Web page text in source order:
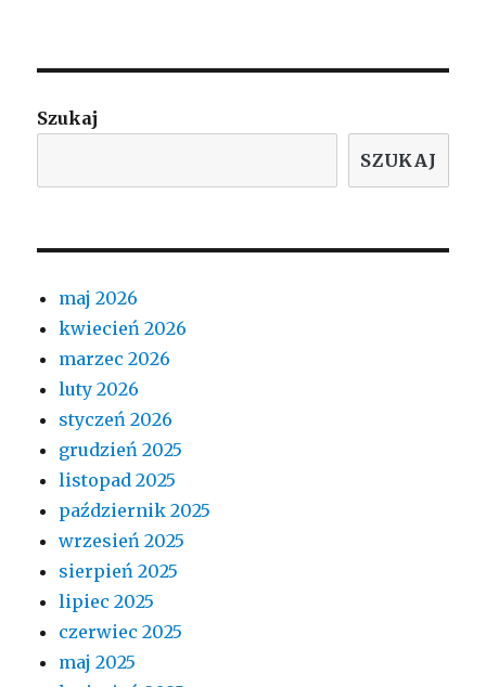
Szukaj
SZUKAJ
maj 2026
kwiecień 2026
marzec 2026
luty 2026
styczeń 2026
grudzień 2025
listopad 2025
październik 2025
wrzesień 2025
sierpień 2025
lipiec 2025
czerwiec 2025
maj 2025